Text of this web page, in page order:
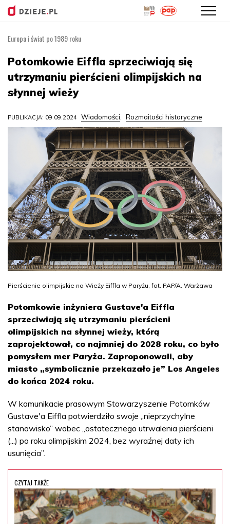
treści
Europa i świat po 1989 roku
Potomkowie Eiffla sprzeciwiają się
utrzymaniu pierścieni olimpijskich na
słynnej wieży
PUBLIKACJA: 09.09.2024 Wiadomości, Rozmaitości historyczne
Pierścienie olimpijskie na Wieży Eiffla w Paryżu, fot. PAP/A. Warżawa
Potomkowie inżyniera Gustave'a Eiffla
sprzeciwiają się utrzymaniu pierścieni
olimpijskich na słynnej wieży, którą
zaprojektował, co najmniej do 2028 roku, co było
pomysłem mer Paryża. Zaproponowali, aby
miasto „symbolicznie przekazało je” Los Angeles
do końca 2024 roku.
W komunikacie prasowym Stowarzyszenie Potomków
Gustave'a Eiffla potwierdziło swoje „nieprzychylne
stanowisko” wobec „ostatecznego utrwalenia pierścieni
(...) po roku olimpijskim 2024, bez wyraźnej daty ich
usunięcia”.
CZYTAJ TAKŻE